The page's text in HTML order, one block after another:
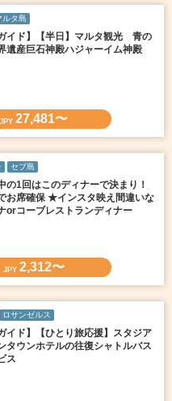
ルタ島
ガイド】【半日】マルタ観光 青の
遺産巨石神殿ハジャーイム神殿
JPY 27,481〜
セブ島
の1回はこのディナーで決まり！
お席確保 ★インスタ映え間違いな
orコーブレストランディナー
JPY 2,312〜
ロサンゼルス
イド】【ひとり旅応援】スタジア
タウンホテルの往復シャトルバス
ス